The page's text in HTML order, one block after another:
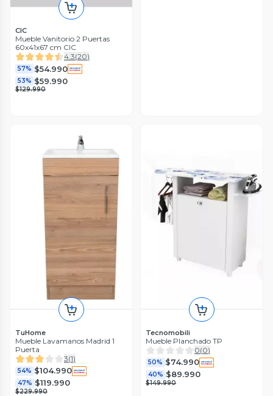
CIC
Mueble Vanitorio 2 Puertas
60x41x67 cm CIC
4.3(20)
57% $54.990
53% $59.990
$129.990
TuHome
Mueble Lavamanos Madrid 1
Puerta
3(1)
54% $104.990
47% $119.990
$229.990
Tecnomobili
Mueble Planchado TP
0(0)
50% $74.990
40% $89.990
$149.990